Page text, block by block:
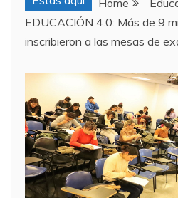
Home
EDUCACIÓN 4.0: Más de 9
inscribieron a las mesas de